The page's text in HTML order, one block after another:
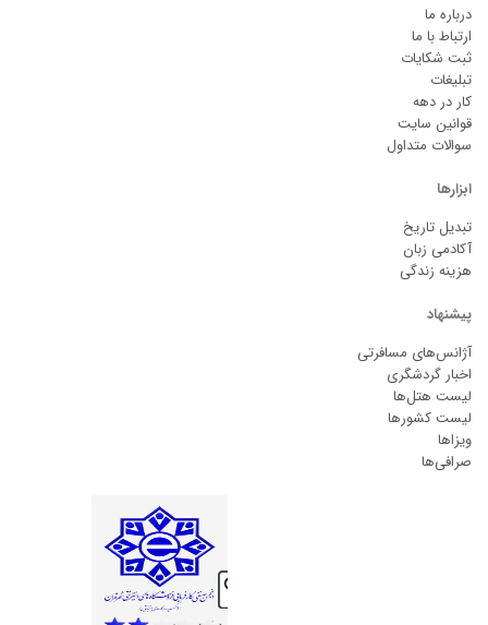
درباره ما
ارتباط با ما
ثبت شکایات
تبلیغات
کار در دهه
قوانین سایت
سوالات متداول
ابزارها
تبدیل تاریخ
آکادمی زبان
هزینه زندگی
پیشنهاد
آژانس‌های مسافرتی
اخبار گردشگری
لیست هتل‌ها
لیست کشورها
ویزاها
صرافی‌ها